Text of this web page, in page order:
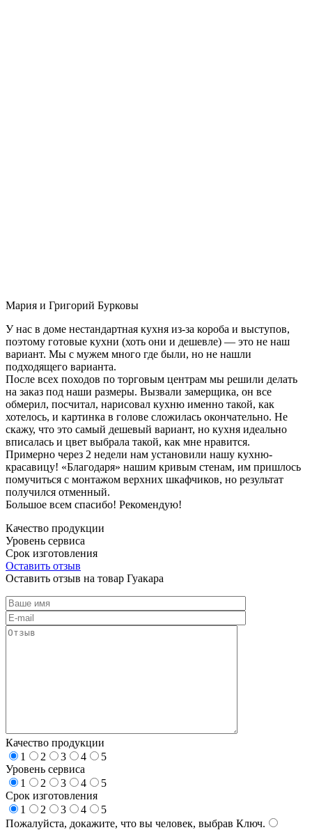
Мария и Григорий Бурковы
У нас в доме нестандартная кухня из-за короба и выступов,
поэтому готовые кухни (хоть они и дешевле) — это не наш
вариант. Мы с мужем много где были, но не нашли
подходящего варианта.
После всех походов по торговым центрам мы решили делать
на заказ под наши размеры. Вызвали замерщика, он все
обмерил, посчитал, нарисовал кухню именно такой, как
хотелось, и картинка в голове сложилась окончательно. Не
скажу, что это самый дешевый вариант, но кухня идеально
вписалась и цвет выбрала такой, как мне нравится.
Примерно через 2 недели нам установили нашу кухню-
красавицу! «Благодаря» нашим кривым стенам, им пришлось
помучиться с монтажом верхних шкафчиков, но результат
получился отменный.
Большое всем спасибо! Рекомендую!
Качество продукции
Уровень сервиса
Срок изготовления
Оставить отзыв
Оставить отзыв на товар Гуакара
Качество продукции
1
2 3 4
5
Уровень сервиса
1
2 3 4
5
Срок изготовления
1
2 3 4
5
Пожалуйста, докажите, что вы человек, выбрав Ключ.